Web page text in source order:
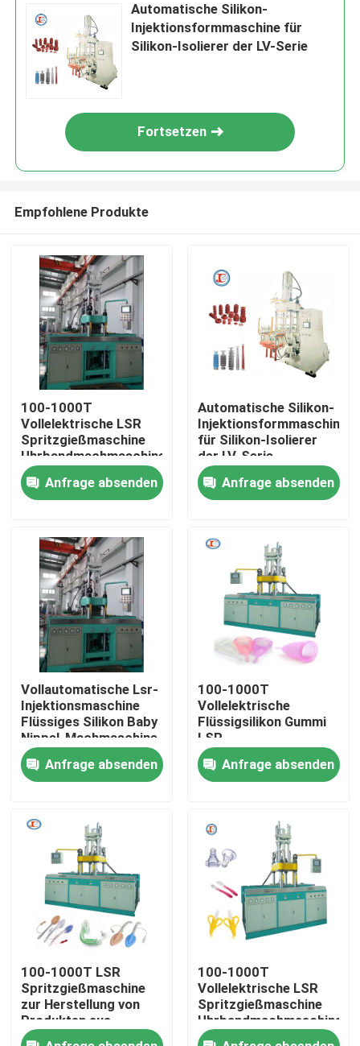
Nach Hause
Über uns
Kontakte
Produkte
Videos
SilikonkautschukSpritzenmaschine
Vertikale Gummispritzen-Maschine
Vakuumkompressions-Formteil-Maschine
Gummi-Spritzgießmaschine
Hydraulische Vulkanisierungsmaschine
Automatische Silikon-
Injektionsformmaschine für
Silikon-Isolierer der LV-Serie
Fortsetzen
Empfohlene Produkte
100-1000T
Vollelektrische LSR
Spritzgießmaschine
Uhrbandmachmaschine
Anfrage absenden
Automatische Silikon-
Injektionsformmaschine
für Silikon-Isolierer
der LV-Serie
Anfrage absenden
Vollautomatische Lsr-
Injektionsmaschine
Flüssiges Silikon Baby
Nippel-Machmaschine
Anfrage absenden
100-1000T
Vollelektrische
Flüssigsilikon Gummi
LSR
Spritzgießmaschine
Uhr
Gürtelmachmaschine
Anfrage absenden
100-1000T LSR
Spritzgießmaschine
zur Herstellung von
Produkten aus
Flüssigsilikonkautschuk
100-1000T
Vollelektrische LSR
Spritzgießmaschine
Uhrbandmachmaschine